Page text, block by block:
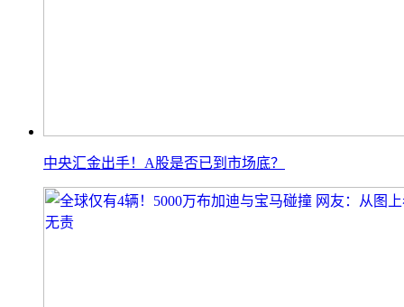
中央汇金出手！A股是否已到市场底？